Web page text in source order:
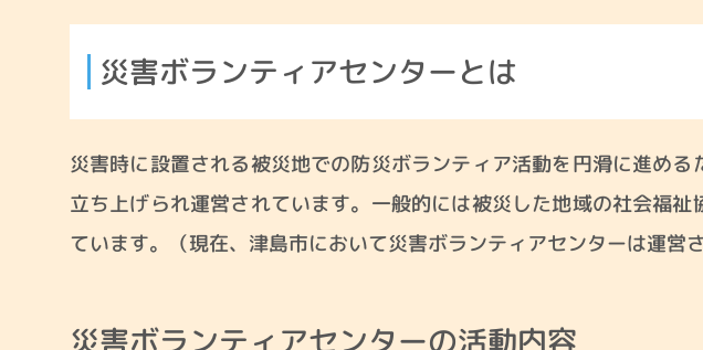
地域のこと くらしのこと
社協とは・会員募集 津島市共同募金委員会 ボラン
災害ボランティアセンターとは
災害時に設置される被災地での防災ボランティア活動を円滑に進め
立ち上げられ運営されています。一般的には被災した地域の社会福
ています。（現在、津島市において災害ボランティアセンターは運営
災害ボランティアセンターの活動内容